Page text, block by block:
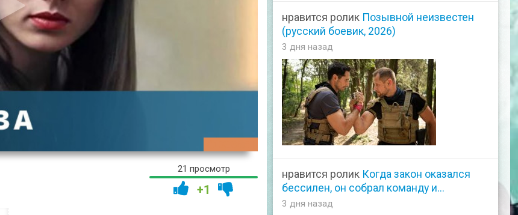
21 просмотр
+1
нравится ролик Позывной неизвестен
(русский боевик, 2026)
3 дня назад
нравится ролик Когда закон оказался
бессилен, он собрал команду и...
3 дня назад